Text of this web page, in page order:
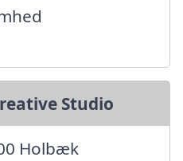
Studio
Holbæk